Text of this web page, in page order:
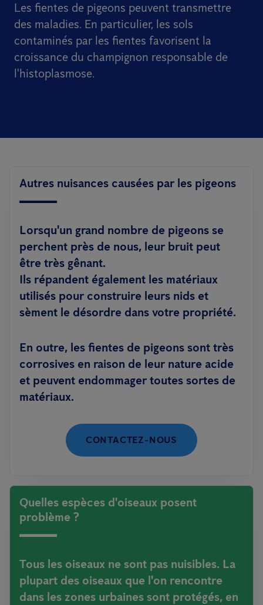
Les fientes de pigeons peuvent transmettre
des maladies. En particulier, les sols
contaminés par les fientes favorisent la
croissance du champignon responsable de
l'histoplasmose.
Autres nuisances causées par les pigeons
Lorsqu'un grand nombre de pigeons se
perchent près de nous, leur bruit peut
être très gênant.
Ils répandent également les matériaux
utilisés pour construire leurs nids et
sèment le désordre dans votre propriété.
En outre, les fientes de pigeons sont très
corrosives en raison de leur nature acide
et peuvent endommager toutes sortes de
matériaux.
CONTACTEZ-NOUS
Quelles espèces d'oiseaux posent
problème ?
Tous les oiseaux ne sont pas nuisibles. La
plupart des oiseaux que l'on rencontre
dans les zones urbaines sont protégés, en